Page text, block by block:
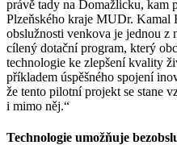
právě tady na Domažlicku, kam
Plzeňského kraje MUDr. Kamal
obslužnosti venkova je jednou
cílený dotační program, který
technologie ke zlepšení kvality
příkladem úspěšného spojení
že tento pilotní projekt se stane
i mimo něj.“
Technologie umožňuje